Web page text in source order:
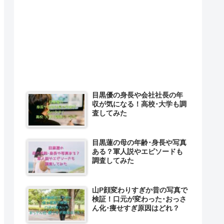
目黒優の身長や会社社長の年
収が気になる！高校･大学も調
査してみた
目黒蓮の母の年齢･身長や写真
ある？軍人説やエピソードも
調査してみた
山P顔変わりすぎか昔の写真で
検証！口元が変わった･おっさ
ん化･痩せすぎ原因はどれ？